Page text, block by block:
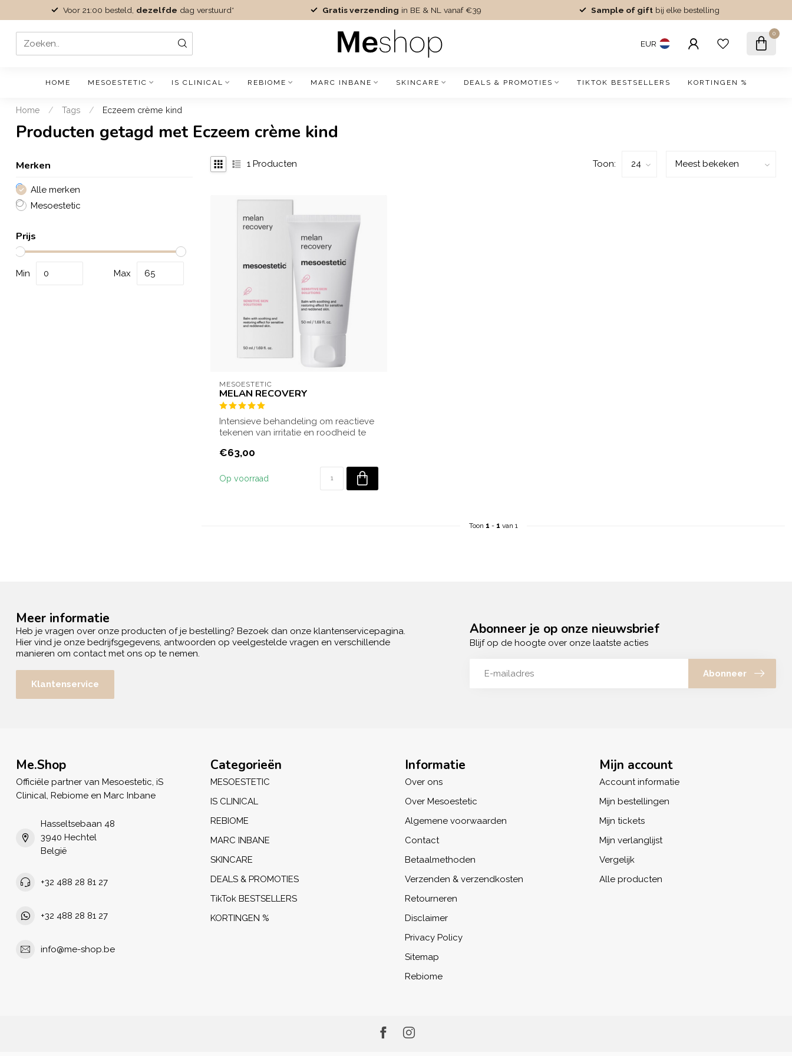
Voor 21:00 besteld, dezelfde dag verstuurd* Gratis verzending in BE & NL vanaf €39 Sample of gift bij elke bestelling
EUR
0
HOME MESOESTETIC IS CLINICAL REBIOME MARC INBANE SKINCARE DEALS & PROMOTIES TIKTOK BESTSELLERS KORTINGEN %
Home / Tags / Eczeem crème kind
Producten getagd met Eczeem crème kind
Merken
Alle merken
Mesoestetic
Prijs
Min Max
1 Producten Toon:
MESOESTETIC
MELAN RECOVERY
Intensieve behandeling om reactieve
tekenen van irritatie en roodheid te
€63,00
Op voorraad
Toon 1 - 1 van 1
Meer informatie
Heb je vragen over onze producten of je bestelling? Bezoek dan onze klantenservicepagina.
Hier vind je onze bedrijfsgegevens, antwoorden op veelgestelde vragen en verschillende
manieren om contact met ons op te nemen.
Klantenservice
Abonneer je op onze nieuwsbrief
Blijf op de hoogte over onze laatste acties
Abonneer
Me.Shop
Officiële partner van Mesoestetic, iS
Clinical, Rebiome en Marc Inbane
Hasseltsebaan 48
3940 Hechtel
België
+32 488 28 81 27
+32 488 28 81 27
info@me-shop.be
Categorieën
MESOESTETIC
IS CLINICAL
REBIOME
MARC INBANE
SKINCARE
DEALS & PROMOTIES
TikTok BESTSELLERS
KORTINGEN %
Informatie
Over ons
Over Mesoestetic
Algemene voorwaarden
Contact
Betaalmethoden
Verzenden & verzendkosten
Retourneren
Disclaimer
Privacy Policy
Sitemap
Rebiome
Mijn account
Account informatie
Mijn bestellingen
Mijn tickets
Mijn verlanglijst
Vergelijk
Alle producten